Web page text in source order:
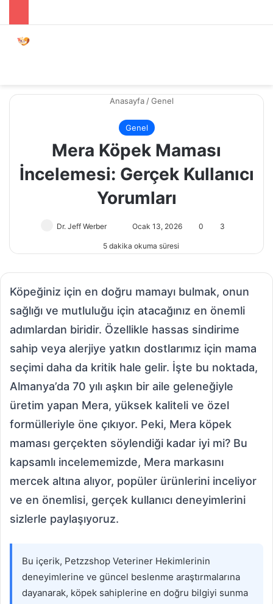
Anasayfa /Genel
Genel
Mera Köpek Maması
İncelemesi: Gerçek Kullanıcı
Yorumları
Dr. Jeff Werber
posta
Ocak 13, 2026 0 3
5 dakika okuma süresi
Köpeğiniz için en doğru mamayı bulmak, onun
sağlığı ve mutluluğu için atacağınız en önemli
adımlardan biridir. Özellikle hassas sindirime
sahip veya alerjiye yatkın dostlarımız için mama
seçimi daha da kritik hale gelir. İşte bu noktada,
Almanya’da 70 yılı aşkın bir aile geleneğiyle
üretim yapan Mera, yüksek kaliteli ve özel
formülleriyle öne çıkıyor. Peki, Mera köpek
maması gerçekten söylendiği kadar iyi mi? Bu
kapsamlı incelememizde, Mera markasını
mercek altına alıyor, popüler ürünlerini inceliyor
ve en önemlisi, gerçek kullanıcı deneyimlerini
sizlerle paylaşıyoruz.
Bu içerik, Petzzshop Veteriner Hekimlerinin
deneyimlerine ve güncel beslenme araştırmalarına
dayanarak, köpek sahiplerine en doğru bilgiyi sunma